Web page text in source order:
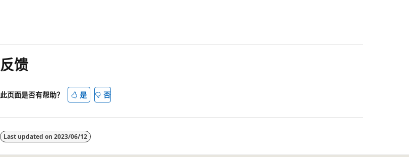
读
模
已
用
反馈
此页面是否有帮助？ 是 否
Last updated on 2023/06/12